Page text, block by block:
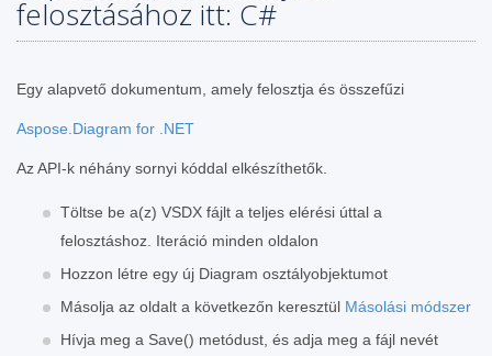
felosztásához itt: C#
Egy alapvető dokumentum, amely felosztja és összefűzi
Aspose.Diagram for .NET
Az API-k néhány sornyi kóddal elkészíthetők.
Töltse be a(z) VSDX fájlt a teljes elérési úttal a
felosztáshoz. Iteráció minden oldalon
Hozzon létre egy új Diagram osztályobjektumot
Másolja az oldalt a következőn keresztül Másolási módszer
Hívja meg a Save() metódust, és adja meg a fájl nevét